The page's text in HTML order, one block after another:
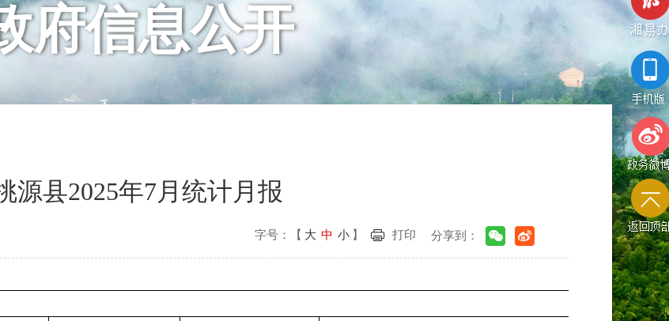
府信息公开
源县2025年7月统计月报
字号：【 大 中 小 】 打印 分享到：
湘易办
手机版
政务微
返回顶